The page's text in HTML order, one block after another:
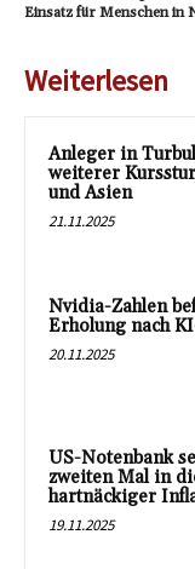
Einsatz für Menschen in
Weiterlesen
Anleger in
weiterer
und Asien
21.11.2025
Nvidia-Zahlen
Erholung nach
20.11.2025
US-Notenbank
zweiten Mal in
hartnäckiger
19.11.2025